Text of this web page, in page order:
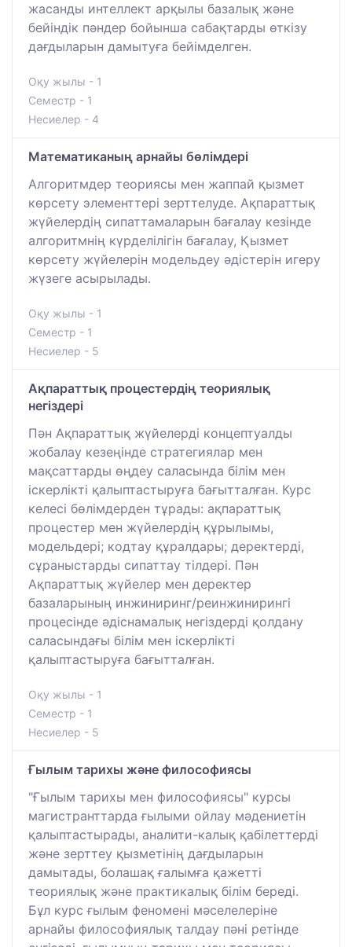
жасанды интеллект арқылы базалық және
бейіндік пәндер бойынша сабақтарды өткізу
дағдыларын дамытуға бейімделген.
Оқу жылы - 1
Семестр - 1
Несиелер - 4
Математиканың арнайы бөлімдері
Алгоритмдер теориясы мен жаппай қызмет
көрсету элементтері зерттелуде. Ақпараттық
жүйелердің сипаттамаларын бағалау кезінде
алгоритмнің күрделілігін бағалау, Қызмет
көрсету жүйелерін модельдеу әдістерін игеру
жүзеге асырылады.
Оқу жылы - 1
Семестр - 1
Несиелер - 5
Ақпараттық процестердің теориялық
негіздері
Пән Ақпараттық жүйелерді концептуалды
жобалау кезеңінде стратегиялар мен
мақсаттарды өңдеу саласында білім мен
іскерлікті қалыптастыруға бағытталған. Курс
келесі бөлімдерден тұрады: ақпараттық
процестер мен жүйелердің құрылымы,
модельдері; кодтау құралдары; деректерді,
сұраныстарды сипаттау тілдері. Пән
Ақпараттық жүйелер мен деректер
базаларының инжиниринг/реинжинирингі
процесінде әдіснамалық негіздерді қолдану
саласындағы білім мен іскерлікті
қалыптастыруға бағытталған.
Оқу жылы - 1
Семестр - 1
Несиелер - 5
Ғылым тарихы және философиясы
"Ғылым тарихы мен философиясы" курсы
магистранттарда ғылыми ойлау мәдениетін
қалыптастырады, аналити-калық қабілеттерді
және зерттеу қызметінің дағдыларын
дамытады, болашақ ғалымға қажетті
теориялық және практикалық білім береді.
Бұл курс ғылым феномені мәселелеріне
арнайы философиялық талдау пәні ретінде